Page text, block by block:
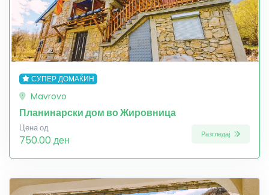
СУПЕР ДОМАЌИН
Mavrovo
Планинарски дом во Жировница
Цена од
750.00 ден Разгледај